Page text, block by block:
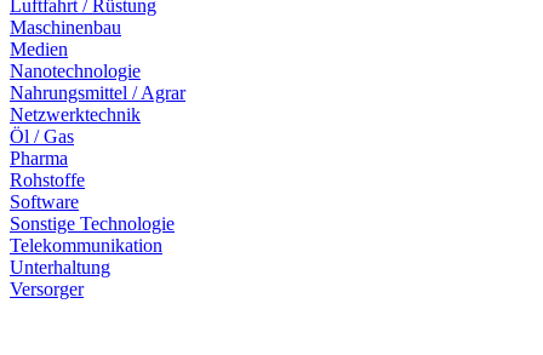
Luftfahrt / Rüstung
Maschinenbau
Medien
Nanotechnologie
Nahrungsmittel / Agrar
Netzwerktechnik
Öl / Gas
Pharma
Rohstoffe
Software
Sonstige Technologie
Telekommunikation
Unterhaltung
Versorger